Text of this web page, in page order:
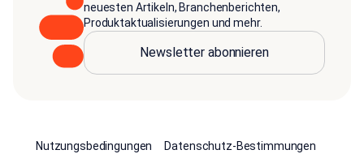
neuesten Artikeln, Branchenberichten,
Produktaktualisierungen und mehr.
Newsletter abonnieren
Nutzungsbedingungen
Datenschutz-Bestimmungen